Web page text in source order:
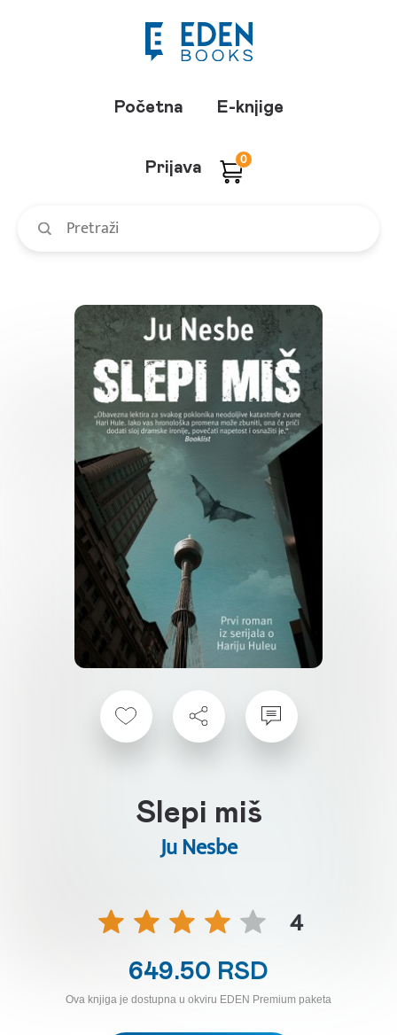
Početna E-knjige
Prijava 0
Slepi miš
Ju Nesbe
4
649.50 RSD
Ova knjiga je dostupna u okviru EDEN Premium paketa